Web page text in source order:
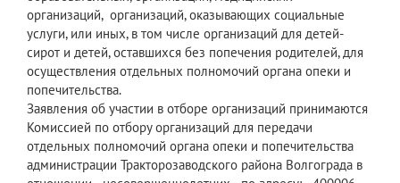
организаций, организаций, оказывающих социальные
услуги, или иных, в том числе организаций для детей-
сирот и детей, оставшихся без попечения родителей, для
осуществления отдельных полномочий органа опеки и
попечительства.
Заявления об участии в отборе организаций принимаются
Комиссией по отбору организаций для передачи
отдельных полномочий органа опеки и попечительства
администрации Тракторозаводского района Волгограда в